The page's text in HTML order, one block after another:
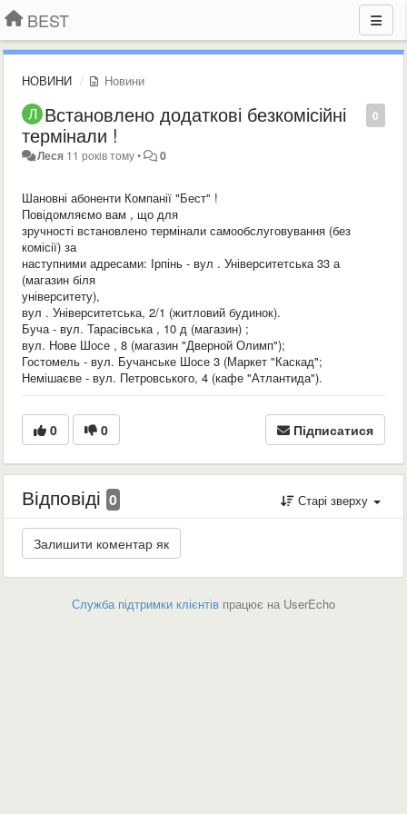
BEST
НОВИНИ Новини
0
Встановлено додаткові безкомісійні
термінали !
Леся 11 років тому• 0
Шановні абоненти Компанії "Бест" !
Повідомляємо вам , що для
зручності встановлено термінали самообслуговування (без
комісії) за
наступними адресами: Ірпінь - вул . Університетська 33 а
(магазин біля
університету),
вул . Університетська, 2/1 (житловий будинок).
Буча - вул. Тарасівська , 10 д (магазин) ;
вул. Нове Шосе , 8 (магазин "Дверной Олимп");
Гостомель - вул. Бучанське Шосе 3 (Маркет "Каскад";
Немішаєве - вул. Петровського, 4 (кафе "Атлантида").
0 0 Підписатися
Відповіді 0 Старі зверху
Служба підтримки клієнтів працює на UserEcho